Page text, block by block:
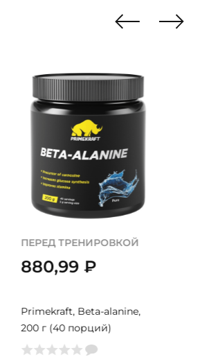
ПЕРЕД ТРЕНИРОВКОЙ
880,99₽
Primekraft, Beta-alanine,
200 г (40 порций)